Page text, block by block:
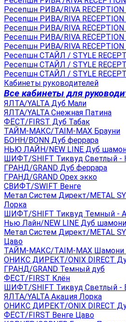
Ресепшн РИВА/RIVA
Ресепшн РИВА/RIVA
Ресепшн РИВА/RIVA
Ресепшн РИВА/RIVA RECEPTION
Ресепшн РИВА/RIVA
Ресепшн СТАЙЛ / STYLE
Ресепшн СТАЙЛ / STYLE
Ресепшн СТАЙЛ / STYLE
Кабинеты руководителей
Все кабинеты для
ЯЛТА/YALTA Дуб Мали
ЯЛТА/YALTA Снежная Патина
ФЁСТ/FIRST Дуб Табак
ТАЙМ-МАКС/TAIM-MAX Брауни
БОНН/BONN Дуб феррара
НЬЮ ЛАЙН/NEW LINE Дуб
ШИФТ/SHIFT Тиквуд Светлый -
ГРАНД/GRAND Дуб феррара
ГРАНД/GRAND Орех экко
СВИФТ/SWIFT Венге
Метал Систем Директ/METAL
Лорка
ШИФТ/SHIFT Тиквуд Темный -
Нью Лайн/NEW LINE Дуб
Метал Систем Директ/METAL
Цаво
ТАЙМ-МАКС/TAIM-MAX Шамони
ОНИКС ДИРЕКТ/ONIX DIRECT
ГРАНД/GRAND Темный дуб
ФЁСТ/FIRST Клён
ШИФТ/SHIFT Тиквуд Светлый -
ЯЛТА/YALTA Акация Лорка
ОНИКС ДИРЕКТ/ONIX DIRECT
ФЁСТ/FIRST Венге Цаво